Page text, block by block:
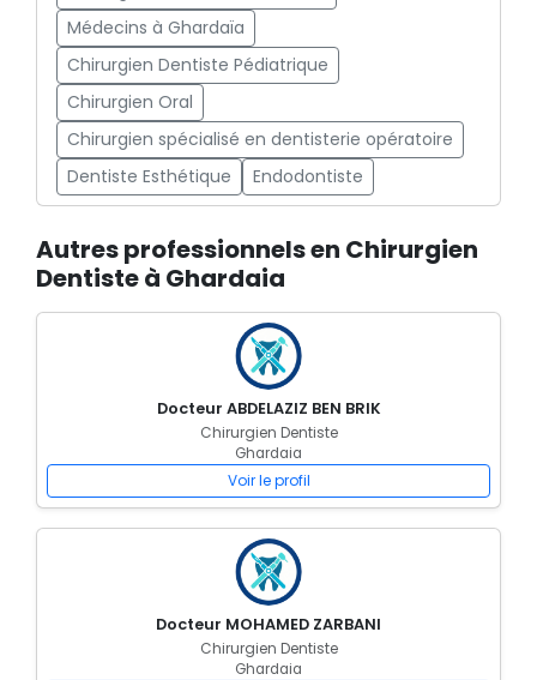
Médecins à Ghardaïa
Chirurgien Dentiste Pédiatrique
Chirurgien Oral
Chirurgien spécialisé en dentisterie opératoire
Dentiste Esthétique
Endodontiste
Autres professionnels en Chirurgien
Dentiste à Ghardaia
Docteur ABDELAZIZ BEN BRIK
Chirurgien Dentiste
Ghardaia
Voir le profil
Docteur MOHAMED ZARBANI
Chirurgien Dentiste
Ghardaia